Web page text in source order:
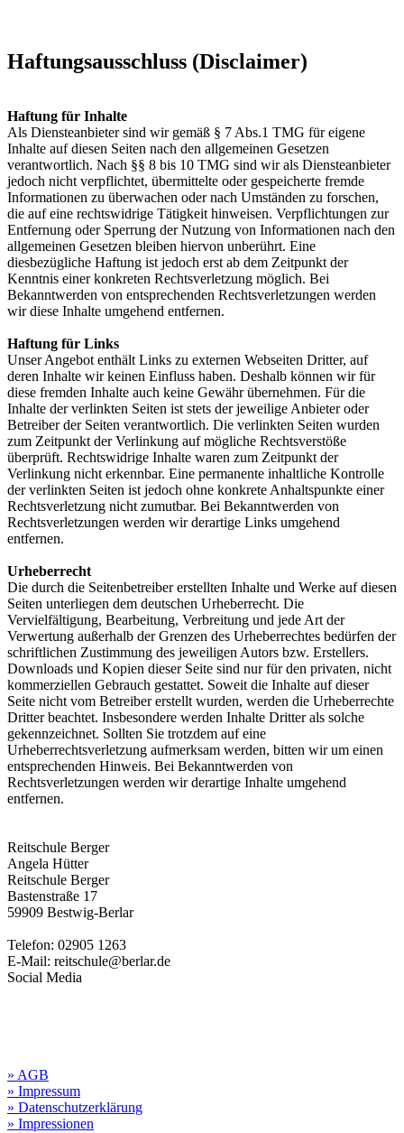
Haftungsausschluss (Disclaimer)
Haftung für Inhalte
Als Diensteanbieter sind wir gemäß § 7 Abs.1 TMG für eigene
Inhalte auf diesen Seiten nach den allgemeinen Gesetzen
verantwortlich. Nach §§ 8 bis 10 TMG sind wir als Diensteanbieter
jedoch nicht verpflichtet, übermittelte oder gespeicherte fremde
Informationen zu überwachen oder nach Umständen zu forschen,
die auf eine rechtswidrige Tätigkeit hinweisen. Verpflichtungen zur
Entfernung oder Sperrung der Nutzung von Informationen nach den
allgemeinen Gesetzen bleiben hiervon unberührt. Eine
diesbezügliche Haftung ist jedoch erst ab dem Zeitpunkt der
Kenntnis einer konkreten Rechtsverletzung möglich. Bei
Bekanntwerden von entsprechenden Rechtsverletzungen werden
wir diese Inhalte umgehend entfernen.
Haftung für Links
Unser Angebot enthält Links zu externen Webseiten Dritter, auf
deren Inhalte wir keinen Einfluss haben. Deshalb können wir für
diese fremden Inhalte auch keine Gewähr übernehmen. Für die
Inhalte der verlinkten Seiten ist stets der jeweilige Anbieter oder
Betreiber der Seiten verantwortlich. Die verlinkten Seiten wurden
zum Zeitpunkt der Verlinkung auf mögliche Rechtsverstöße
überprüft. Rechtswidrige Inhalte waren zum Zeitpunkt der
Verlinkung nicht erkennbar. Eine permanente inhaltliche Kontrolle
der verlinkten Seiten ist jedoch ohne konkrete Anhaltspunkte einer
Rechtsverletzung nicht zumutbar. Bei Bekanntwerden von
Rechtsverletzungen werden wir derartige Links umgehend
entfernen.
Urheberrecht
Die durch die Seitenbetreiber erstellten Inhalte und Werke auf diesen
Seiten unterliegen dem deutschen Urheberrecht. Die
Vervielfältigung, Bearbeitung, Verbreitung und jede Art der
Verwertung außerhalb der Grenzen des Urheberrechtes bedürfen der
schriftlichen Zustimmung des jeweiligen Autors bzw. Erstellers.
Downloads und Kopien dieser Seite sind nur für den privaten, nicht
kommerziellen Gebrauch gestattet. Soweit die Inhalte auf dieser
Seite nicht vom Betreiber erstellt wurden, werden die Urheberrechte
Dritter beachtet. Insbesondere werden Inhalte Dritter als solche
gekennzeichnet. Sollten Sie trotzdem auf eine
Urheberrechtsverletzung aufmerksam werden, bitten wir um einen
entsprechenden Hinweis. Bei Bekanntwerden von
Rechtsverletzungen werden wir derartige Inhalte umgehend
entfernen.
Reitschule Berger
Angela Hütter
Reitschule Berger
Bastenstraße 17
59909 Bestwig-Berlar
Telefon: 02905 1263
E-Mail: reitschule@berlar.de
Social Media
» AGB
» Impressum
» Datenschutzerklärung
» Impressionen